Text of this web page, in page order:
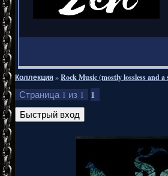
Коллекция»Rock Music (mostly lossless and
Страница 1 из 1 1